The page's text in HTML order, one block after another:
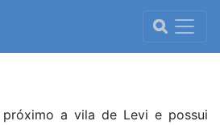
a vila de Levi e possui